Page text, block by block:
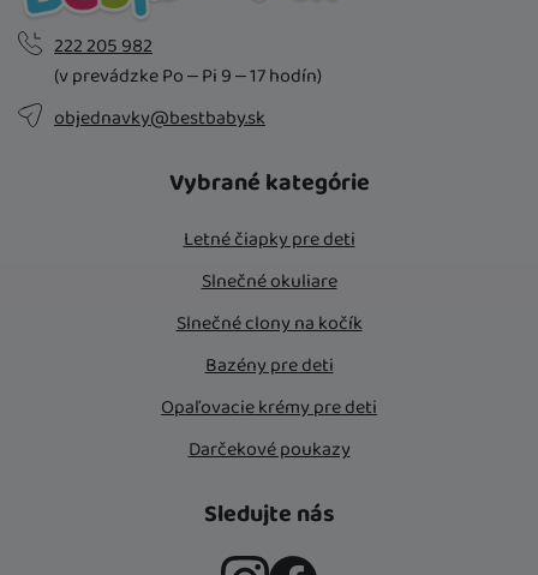
vám mohli zobrazovať vhodný obsah alebo reklamy ako na našich
stránkach, tak aj na stránkach tretích strán.
222 205 982
(v prevádzke Po – Pi 9 – 17 hodín)
objednavky@bestbaby.sk
Vybrané kategórie
Letné čiapky pre deti
Slnečné okuliare
Slnečné clony na kočík
Bazény pre deti
Opaľovacie krémy pre deti
Darčekové poukazy
Sledujte nás